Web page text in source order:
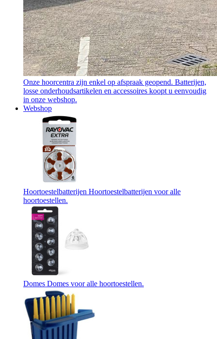
Onze hoorcentra zijn enkel op afspraak geopend. Batterijen,
losse onderhoudsartikelen en accessoires koopt u eenvoudig
in onze webshop.
Webshop
Hoortoestelbatterijen Hoortoestelbatterijen voor alle
hoortoestellen.
Domes Domes voor alle hoortoestellen.